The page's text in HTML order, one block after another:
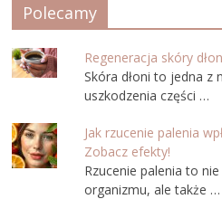
Polecamy
Regeneracja skóry
Skóra dłoni to jedna z
uszkodzenia części …
Jak rzucenie palenia
Zobacz efekty!
Rzucenie palenia to
organizmu, ale także …